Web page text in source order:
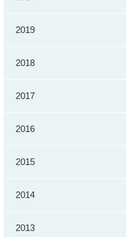
2019
2018
2017
2016
2015
2014
2013